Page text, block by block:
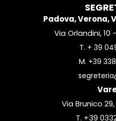
Padova, Verona,
Via Orlandini, 10
T. + 39
M. +39
Via Brunico
T. +39